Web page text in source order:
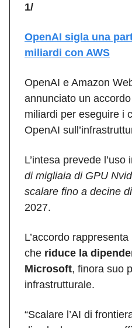
1/
OpenAI sigla una
miliardi con AWS
OpenAI e Amazon
annunciato un
miliardi per eseguire i
OpenAI
L’intesa prevede l’uso
di migliaia di GPU
scalare fino a decine
2027.
L’accordo
che riduce la
Microsoft, finora suo
infrastrutturale.
“Scalare l’AI di